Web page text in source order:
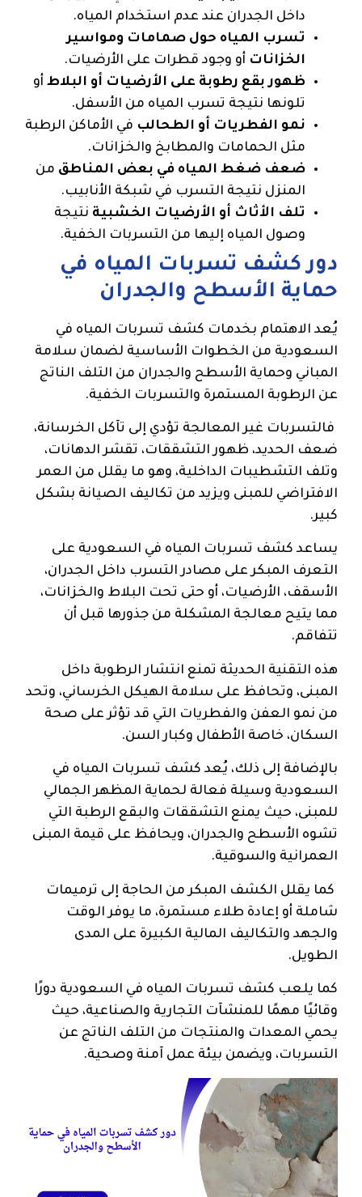
داخل الجدران عند عدم استخدام المياه.
تسرب المياه حول صمامات ومواسير
الخزانات أو وجود قطرات على الأرضيات.
ظهور بقع رطوبة على الأرضيات أو البلاط أو
تلونها نتيجة تسرب المياه من الأسفل.
نمو الفطريات أو الطحالب في الأماكن الرطبة
مثل الحمامات والمطابخ والخزانات.
ضعف ضغط المياه في بعض المناطق من
المنزل نتيجة التسرب في شبكة الأنابيب.
تلف الأثاث أو الأرضيات الخشبية نتيجة
وصول المياه إليها من التسربات الخفية.
دور كشف تسربات المياه في
حماية الأسطح والجدران
يُعد الاهتمام بخدمات كشف تسربات المياه في
السعودية من الخطوات الأساسية لضمان سلامة
المباني وحماية الأسطح والجدران من التلف الناتج
عن الرطوبة المستمرة والتسربات الخفية.
فالتسربات غير المعالجة تؤدي إلى تآكل الخرسانة،
ضعف الحديد، ظهور التشققات، تقشر الدهانات،
وتلف التشطيبات الداخلية، وهو ما يقلل من العمر
الافتراضي للمبنى ويزيد من تكاليف الصيانة بشكل
كبير.
يساعد كشف تسربات المياه في السعودية على
التعرف المبكر على مصادر التسرب داخل الجدران،
الأسقف، الأرضيات، أو حتى تحت البلاط والخزانات،
مما يتيح معالجة المشكلة من جذورها قبل أن
تتفاقم.
هذه التقنية الحديثة تمنع انتشار الرطوبة داخل
المبنى، وتحافظ على سلامة الهيكل الخرساني، وتحد
من نمو العفن والفطريات التي قد تؤثر على صحة
السكان، خاصة الأطفال وكبار السن.
بالإضافة إلى ذلك، يُعد كشف تسربات المياه في
السعودية وسيلة فعالة لحماية المظهر الجمالي
للمبنى، حيث يمنع التشققات والبقع الرطبة التي
تشوه الأسطح والجدران، ويحافظ على قيمة المبنى
العمرانية والسوقية.
كما يقلل الكشف المبكر من الحاجة إلى ترميمات
شاملة أو إعادة طلاء مستمرة، ما يوفر الوقت
والجهد والتكاليف المالية الكبيرة على المدى
الطويل.
كما يلعب كشف تسربات المياه في السعودية دورًا
وقائيًا مهمًا للمنشآت التجارية والصناعية، حيث
يحمي المعدات والمنتجات من التلف الناتج عن
التسربات، ويضمن بيئة عمل آمنة وصحية.